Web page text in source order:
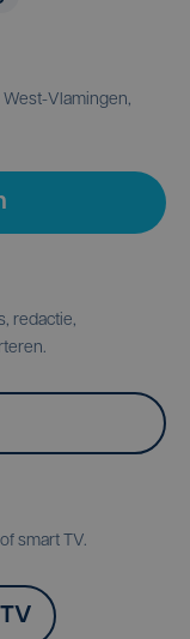
Vlamingen,
redactie,
smart TV.